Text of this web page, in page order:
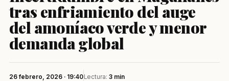
tras enfriamiento del auge
del amoníaco verde y menor
demanda global
26 febrero, 2026 · 19:40Lectura: 3 min